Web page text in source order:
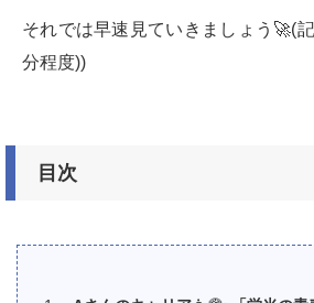
それでは早速見ていきましょう🚀(
分程度))
目次